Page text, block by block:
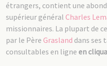
étrangers, contient une
supérieur général Charles
missionnaires. La plupart de
par le Père Grasland dans ses
consultables en ligne en